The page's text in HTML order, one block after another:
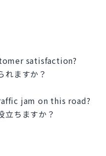
satisfaction?
れますか？
jam on this road?
立ちますか？